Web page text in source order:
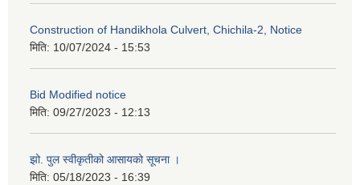
Construction of Handikhola Culvert, Chichila-2, Notice
मिति: 10/07/2024 - 15:53
Bid Modified notice
मिति: 09/27/2023 - 12:13
झो. पुल स्वीकृतीको आसायको सूचना ।
मिति: 05/18/2023 - 16:39